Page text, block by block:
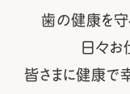
歯の健康を守
日々お
皆さまに健康で